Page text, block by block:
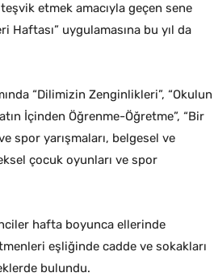
etmek amacıyla geçen sene
uygulamasına bu yıl da
“Dilimizin Zenginlikleri”, “Okulun
İçinden Öğrenme-Öğretme”, “Bir
spor yarışmaları, belgesel ve
çocuk oyunları ve spor
hafta boyunca ellerinde
eşliğinde cadde ve sokakları
bulundu.